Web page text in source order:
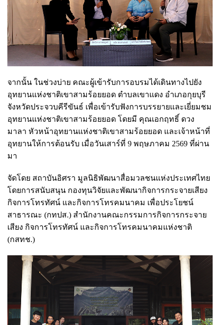
จากนั้น ในช่วงบ่าย คณะผู้เข้ารับการอบรมได้เดินทางไปยัง
อุทยานแห่งชาติเขาสามร้อยยอด ตำบลเขาแดง อำเภอกุยบุรี
จังหวัดประจวบคีรีขันธ์ เพื่อเข้ารับฟังการบรรยายและเยี่ยมชม
อุทยานแห่งชาติเขาสามร้อยยอด โดยมี คุณเอกฤทธิ์ ดวง
มาลา หัวหน้าอุทยานแห่งชาติเขาสามร้อยยอด และเจ้าหน้าที่
อุทยานให้การต้อนรับ เมื่อวันเสาร์ที่ 9 พฤษภาคม 2569 ที่ผ่าน
มา
จัดโดย สถาบันอิศรา มูลนิธิพัฒนาสื่อมวลชนแห่งประเทศไทย
โดยการสนับสนุน กองทุนวิจัยและพัฒนากิจการกระจายเสียง
กิจการโทรทัศน์ และกิจการโทรคมนาคม เพื่อประโยชน์
สาธารณะ (กทปส.) สำนักงานคณะกรรมการกิจการกระจาย
เสียง กิจการโทรทัศน์ และกิจการโทรคมนาคมแห่งชาติ
(กสทช.)